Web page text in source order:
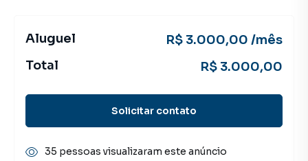
Aluguel
R$ 3.000,00 /mês
Total
R$ 3.000,00
Solicitar contato
35 pessoas visualizaram este anúncio